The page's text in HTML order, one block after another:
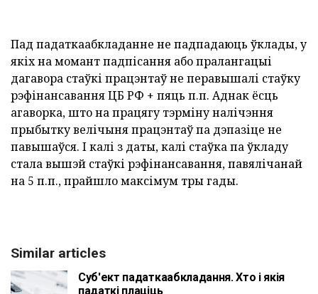
Пад падаткаабкладанне не падпадаюць ўклады, у
якіх на момант падпісання або пралангацыі
дагавора стаўкі працэнтаў не перавышалі стаўку
рэфінансавання ЦБ РФ + пяць п.п. Аднак ёсць
агаворка, што на працягу тэрміну налічэння
прыбытку велічыня працэнтаў па дэпазіце не
павышаўся. І калі з даты, калі стаўка па ўкладу
стала вышэй стаўкі рэфінансавання, павялічанай
на 5 п.п., прайшло максімум тры гады.
Similar articles
Суб'ект падаткаабкладання. Хто і якія
падаткі плаціць